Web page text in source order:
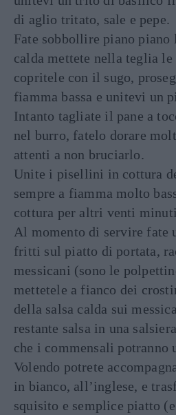
di aglio tritato, sale e pepe.
Fate sobbollire piano piano
calda mettete nella teglia
copritele con il sugo,
fiamma bassa e unitevi un
Intanto tagliate il pane a
nel burro, fatelo dorare
attenti a non bruciarlo.
Unite i pisellini in cottura
sempre a fiamma molto
cottura per altri venti
Al momento di servire fate
fritti sul piatto di portata,
messicani (sono le
mettetele a fianco dei
della salsa calda sui
restante salsa in una
che i commensali potranno
Volendo potrete
in bianco, all’inglese, e
squisito e semplice piatto